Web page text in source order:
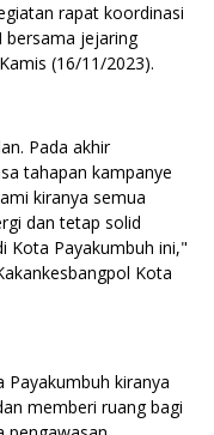
rapat koordinasi
bersama jejaring
(16/11/2023).
Pada akhir
tahapan kampanye
kiranya semua
dan tetap solid
Kota Payakumbuh ini,"
Kota
Payakumbuh kiranya
memberi ruang bagi